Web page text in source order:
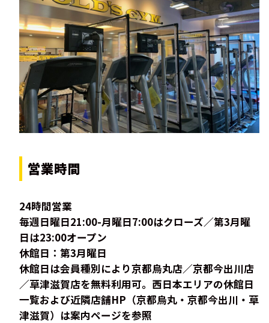
営業時間
24時間営業
毎週日曜日21:00-月曜日7:00はクローズ／第3月曜
日は23:00オープン
休館日：第3月曜日
休館日は会員種別により京都烏丸店／京都今出川店
／草津滋賀店を無料利用可。西日本エリアの休館日
一覧および近隣店舗HP（京都烏丸・京都今出川・草
津滋賀）は案内ページを参照